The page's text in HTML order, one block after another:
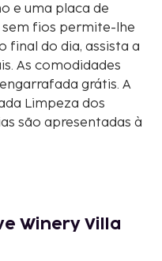
e uma placa de
sem fios permite-lhe
final do dia, assista a
As comodidades
grátis. A
Limpeza dos
são apresentadas à
mi
Winery Villa